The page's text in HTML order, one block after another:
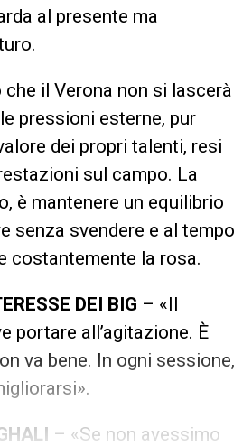
al presente ma
il Verona non si lascerà
pressioni esterne, pur
dei propri talenti, resi
sul campo. La
è mantenere un equilibrio
senza svendere e al tempo
costantemente la rosa.
DEI BIG – «Il
portare all’agitazione. È
va bene. In ogni sessione,
– «Se non avessimo